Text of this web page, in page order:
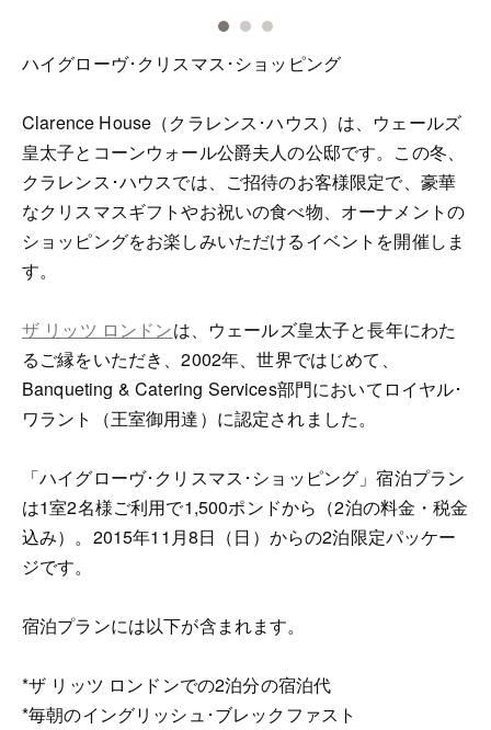
ハイグローヴ･クリスマス･ショッピング
Clarence House（クラレンス･ハウス）は、ウェールズ
皇太子とコーンウォール公爵夫人の公邸です。この冬、
クラレンス･ハウスでは、ご招待のお客様限定で、豪華
なクリスマスギフトやお祝いの食べ物、オーナメントの
ショッピングをお楽しみいただけるイベントを開催しま
す。
ザ リッツ ロンドンは、ウェールズ皇太子と長年にわた
るご縁をいただき、2002年、世界ではじめて、
Banqueting & Catering Services部門においてロイヤル･
ワラント（王室御用達）に認定されました。
「ハイグローヴ･クリスマス･ショッピング」宿泊プラン
は1室2名様ご利用で1,500ポンドから（2泊の料金・税金
込み）。2015年11月8日（日）からの2泊限定パッケー
ジです。
宿泊プランには以下が含まれます。
*ザ リッツ ロンドンでの2泊分の宿泊代
*毎朝のイングリッシュ･ブレックファスト